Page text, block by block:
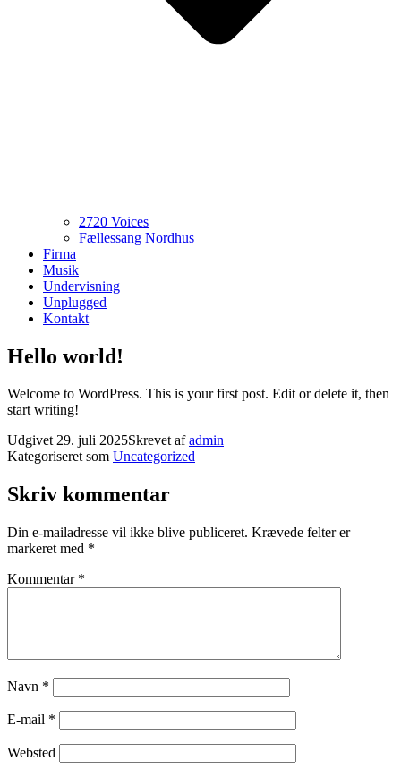
2720 Voices
Fællessang Nordhus
Firma
Musik
Undervisning
Unplugged
Kontakt
Hello world!
Welcome to WordPress. This is your first post. Edit or delete it, then
start writing!
Udgivet29. juli 2025Skrevet afadmin
Kategoriseret som Uncategorized
Skriv kommentar
Din e-mailadresse vil ikke blive publiceret. Krævede felter er
markeret med *
Kommentar *
Navn *
E-mail *
Websted